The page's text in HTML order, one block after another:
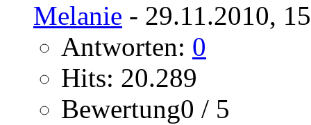
Melanie - 29.11.2010,
Antworten: 0
Hits: 20.289
Bewertung0 / 5